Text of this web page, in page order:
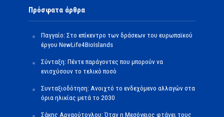
Πρόσφατα άρθρα
Παγγαίο: Στο επίκεντρο των δράσεων του ευρωπαϊκού
έργου NewLife4BioIslands
Σύνταξη: Πέντε παράγοντες που μπορούν να
ενισχύσουν το τελικό ποσό
Συνταξιοδότηση: Ανοιχτό το ενδεχόμενο αλλαγών στα
όρια ηλικίας μετά το 2030
Σάκης Αρναούτογλου: Όταν η Μεσόγειος φτάνει τους